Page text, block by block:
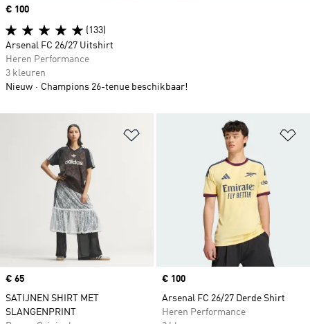
Op verlanglijst zetten
Price
€ 65
SATIJNEN SHIRT MET
SLANGENPRINT
Price
€ 100
Arsenal FC 26/27 Derde Shirt
Heren Performance
Price
€ 100
(133)
Arsenal FC 26/27 Uitshirt
Heren Performance
3 kleuren
Nieuw
Champions 26-tenue beschikbaar!